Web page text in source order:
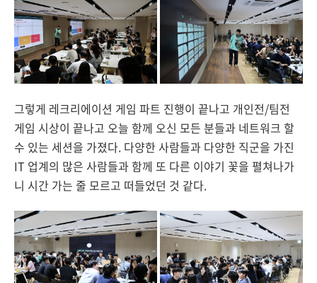
그렇게 레크리에이션 게임 파트 진행이 끝나고 개인전/팀전
게임 시상이 끝나고 오늘 함께 오신 모든 분들과 네트워크 할
수 있는 세션을 가졌다. 다양한 사람들과 다양한 직군을 가진
IT 업계의 많은 사람들과 함께 또 다른 이야기 꽃을 펼쳐나가
니 시간 가는 줄 모르고 떠들었던 것 같다.